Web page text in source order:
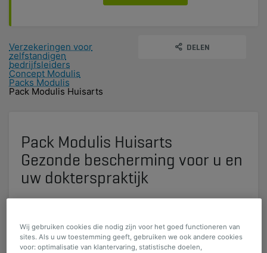
Verzekeringen voor
zelfstandigen
bedrijfsleiders
Concept Modulis
Packs Modulis
Pack Modulis Huisarts
DELEN
Pack Modulis Huisarts
Gezonde bescherming voor u en
uw dokterspraktijk
Wij gebruiken cookies die nodig zijn voor het goed functioneren van
sites. Als u uw toestemming geeft, gebruiken we ook andere cookies
voor: optimalisatie van klantervaring, statistische doelen,